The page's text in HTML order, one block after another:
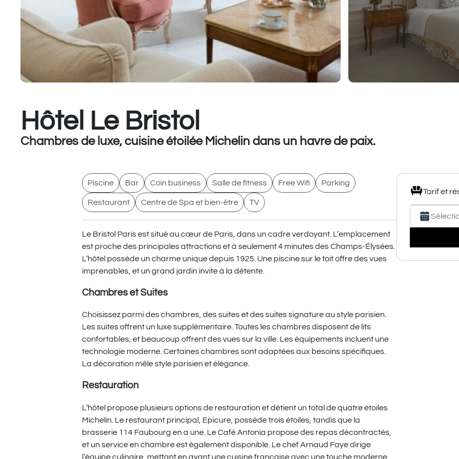
Hôtel Le Bristol
Chambres de luxe, cuisine étoilée Michelin dans un havre de paix.
Piscine Bar Coin business Salle de fitness Free Wifi Parking
Restaurant Centre de Spa et bien-être TV
Le Bristol Paris est situé au cœur de Paris, dans un cadre verdoyant. L’emplacement
est proche des principales attractions et à seulement 4 minutes des Champs-Élysées.
L’hôtel possède un charme unique depuis 1925. Une piscine sur le toit offre des vues
imprenables, et un grand jardin invite à la détente.
Chambres et Suites
Choisissez parmi des chambres, des suites et des suites signature au style parisien.
Les suites offrent un luxe supplémentaire. Toutes les chambres disposent de lits
confortables, et beaucoup offrent des vues sur la ville. Les équipements incluent une
technologie moderne. Certaines chambres sont adaptées aux besoins spécifiques.
La décoration mêle style parisien et élégance.
Restauration
L’hôtel propose plusieurs options de restauration et détient un total de quatre étoiles
Michelin. Le restaurant principal, Epicure, possède trois étoiles, tandis que la
brasserie 114 Faubourg en a une. Le Café Antonia propose des repas décontractés,
et un service en chambre est également disponible. Le chef Arnaud Faye dirige
l’équipe culinaire, mettant en avant une cuisine française avec une touche moderne.
Tarif et